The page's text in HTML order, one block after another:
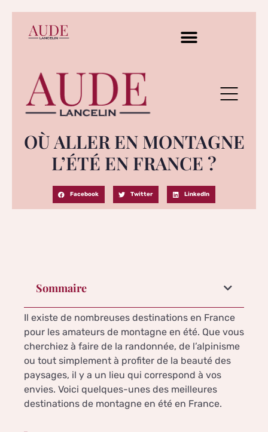
OÙ ALLER EN MONTAGNE
L’ÉTÉ EN FRANCE ?
Facebook Twitter LinkedIn
Sommaire
Il existe de nombreuses destinations en France
pour les amateurs de montagne en été. Que vous
cherchiez à faire de la randonnée, de l’alpinisme
ou tout simplement à profiter de la beauté des
paysages, il y a un lieu qui correspond à vos
envies. Voici quelques-unes des meilleures
destinations de montagne en été en France.